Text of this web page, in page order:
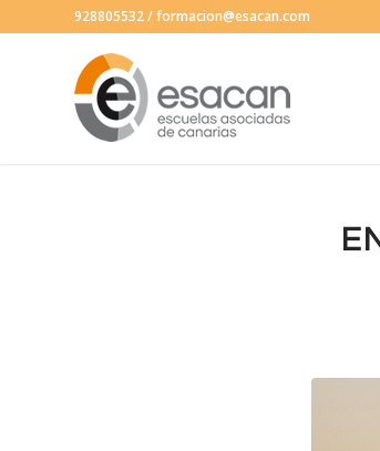
928805532/formacion@esacan.com